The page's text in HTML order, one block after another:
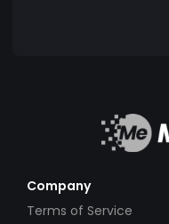
Company
Terms of Service